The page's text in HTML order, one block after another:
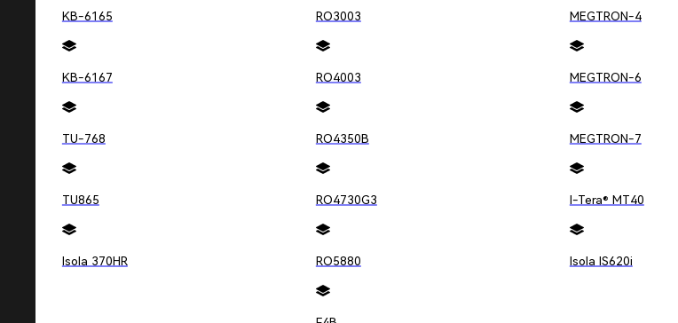
KB-6165
KB-6167
TU-768
TU865
Isola 370HR
RO3003
RO4003
RO4350B
RO4730G3
RO5880
MEGTRON-4
MEGTRON-6
MEGTRON-7
I-Tera® MT40
Isola IS620i